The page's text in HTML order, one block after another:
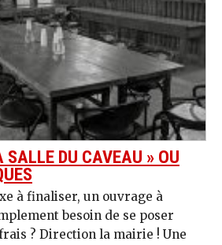
SALLE DU CAVEAU » OU
à finaliser, un ouvrage à
besoin de se poser
? Direction la mairie ! Une